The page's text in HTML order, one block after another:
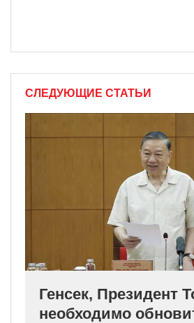
СЛЕДУЮЩИЕ СТАТЬИ
Генсек, Президент
необходимо